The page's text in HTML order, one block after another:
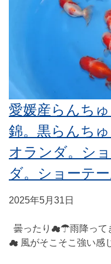
愛媛産らんち
錦。黒らんち
オランダ。シ
ダ。ショーテー
2025年5月31日
曇ったり☁☂雨降って
☁ 風がそこそこ強い